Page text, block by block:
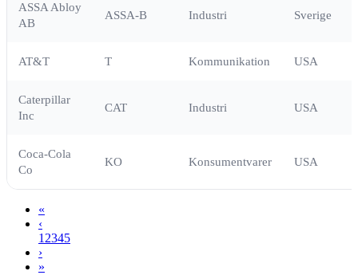
ASSA Abloy
AB
ASSA-B Industri Sverige
AT&T T Kommunikation USA
Caterpillar
Inc
CAT Industri USA
Coca-Cola
Co
KO Konsumentvarer USA
«
‹
1 2345
›
»